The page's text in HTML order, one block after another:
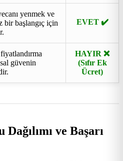
yenmek ve
bir başlangıç için
EVET ✔️
güvenin
HAYIR ❌
(Sıfır Ek
Ücret)
ve Başarı